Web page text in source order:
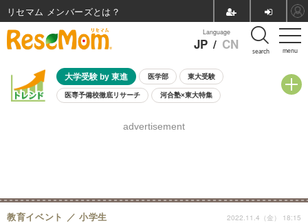
menu
Language
JP / CN search
大学受験 by 東進 医学部 東大受験
医専予備校徹底リサーチ 河合塾×東大特集
8月開催学校説明会・相談会
advertisement
教育イベント 小学生 2022.11.4（金） 18:15
リセマム メンバーズ